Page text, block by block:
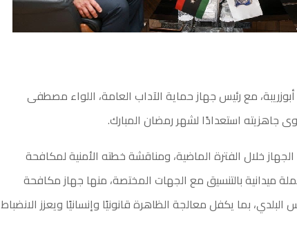
أبوزريبة، مع رئيس جهاز حماية الآداب العامة، اللواء مصطفى
جاهزيته استعدادًا لشهر رمضان المبارك.
خلال الفترة الماضية، ومناقشة خطته الأمنية لمكافحة
ميدانية بالتنسيق مع الجهات المختصة، منها جهاز مكافحة
بما يكفل معالجة الظاهرة قانونيًا وإنسانيًا ويعزز الانضباط